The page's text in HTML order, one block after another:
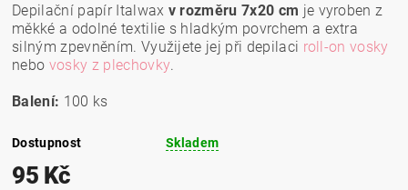
Depilační papír Italwax v rozměru 7x20 cm je vyroben z
měkké a odolné textilie s hladkým povrchem a extra
silným zpevněním. Využijete jej při depilaci roll-on vosky
nebo vosky z plechovky.
Balení: 100 ks
Dostupnost Skladem
95 Kč